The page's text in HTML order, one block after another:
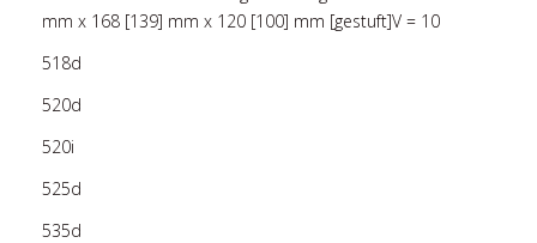
mm x 168 [139] mm x 120 [100] mm [gestuft]V = 10
518d
520d
520i
525d
535d